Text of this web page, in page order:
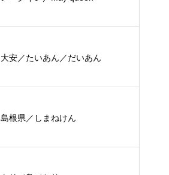
大安／たいあん／だいあん
島根県／しまねけん